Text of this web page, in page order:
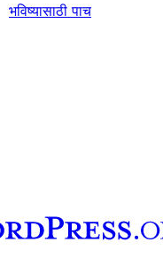
भविष्यासाठी पाच